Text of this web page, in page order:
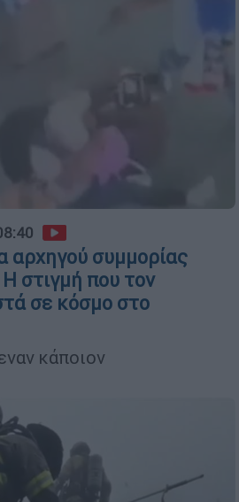
αρχηγού συμμορίας
στιγμή που τον
σε κόσμο στο
κάποιον